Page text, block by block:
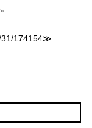
174154≫